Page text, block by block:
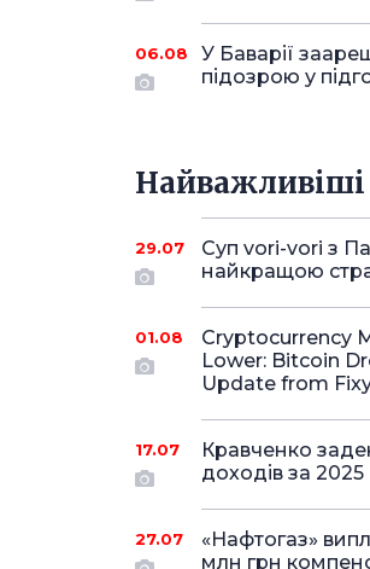
06.08
У Баварії
підозрою у
29.07
Суп vori-vori з
найкращою
01.08
Cryptocurrency
Lower: Bitcoin
Update from
17.07
Кравченко
доходів за 2025
27.07
«Нафтогаз»
млн грн